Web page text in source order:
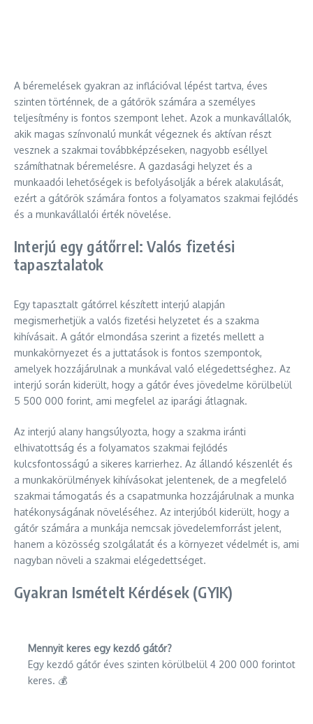
A béremelések gyakran az inflációval lépést tartva, éves
szinten történnek, de a gátőrök számára a személyes
teljesítmény is fontos szempont lehet. Azok a munkavállalók,
akik magas színvonalú munkát végeznek és aktívan részt
vesznek a szakmai továbbképzéseken, nagyobb eséllyel
számíthatnak béremelésre. A gazdasági helyzet és a
munkaadói lehetőségek is befolyásolják a bérek alakulását,
ezért a gátőrök számára fontos a folyamatos szakmai fejlődés
és a munkavállalói érték növelése.
Interjú egy gátőrrel: Valós fizetési
tapasztalatok
Egy tapasztalt gátőrrel készített interjú alapján
megismerhetjük a valós fizetési helyzetet és a szakma
kihívásait. A gátőr elmondása szerint a fizetés mellett a
munkakörnyezet és a juttatások is fontos szempontok,
amelyek hozzájárulnak a munkával való elégedettséghez. Az
interjú során kiderült, hogy a gátőr éves jövedelme körülbelül
5 500 000 forint, ami megfelel az iparági átlagnak.
Az interjú alany hangsúlyozta, hogy a szakma iránti
elhivatottság és a folyamatos szakmai fejlődés
kulcsfontosságú a sikeres karrierhez. Az állandó készenlét és
a munkakörülmények kihívásokat jelentenek, de a megfelelő
szakmai támogatás és a csapatmunka hozzájárulnak a munka
hatékonyságának növeléséhez. Az interjúból kiderült, hogy a
gátőr számára a munkája nemcsak jövedelemforrást jelent,
hanem a közösség szolgálatát és a környezet védelmét is, ami
nagyban növeli a szakmai elégedettséget.
Gyakran Ismételt Kérdések (GYIK)
Mennyit keres egy kezdő gátőr?
Egy kezdő gátőr éves szinten körülbelül 4 200 000 forintot
keres. 💰